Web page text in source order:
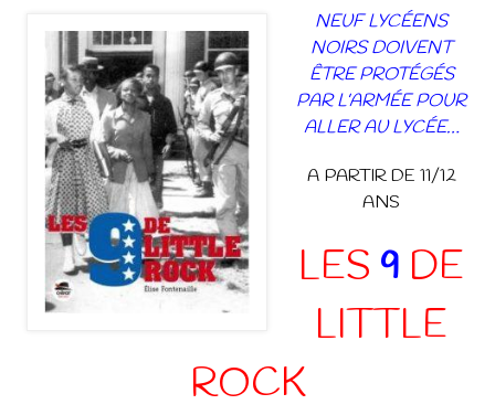
NEUF LYCÉENS
NOIRS DOIVENT
ÊTRE PROTÉGÉS
PAR L’ARMÉE POUR
ALLER AU LYCÉE…
A PARTIR DE 11/12
ANS
LES 9 DE
LITTLE
ROCK